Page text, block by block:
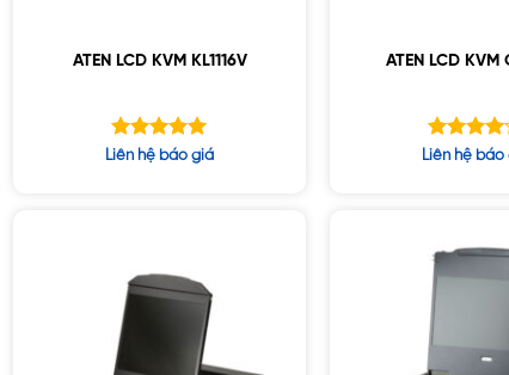
ATEN LCD KVM KL1116V
Được xếp
Liên hệ báo giá
ATEN LCD KVM
Được
Liên hệ báo